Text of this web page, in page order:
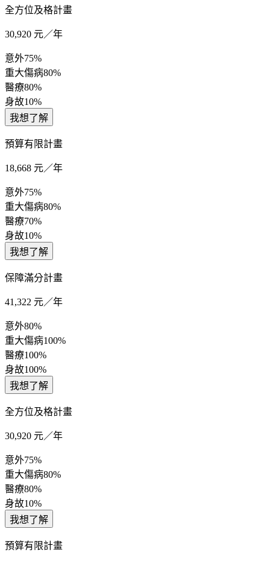
全方位及格計畫
30,920 元／年
意外75%
重大傷病80%
醫療80%
身故10%
我想了解
預算有限計畫
18,668 元／年
意外75%
重大傷病80%
醫療70%
身故10%
我想了解
保障滿分計畫
41,322 元／年
意外80%
重大傷病100%
醫療100%
身故100%
我想了解
全方位及格計畫
30,920 元／年
意外75%
重大傷病80%
醫療80%
身故10%
我想了解
預算有限計畫